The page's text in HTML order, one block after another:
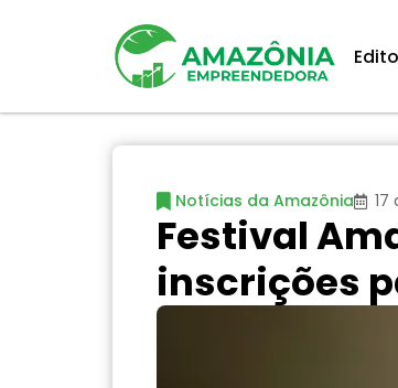
Notícias da Amazônia 17
Festival
inscrições